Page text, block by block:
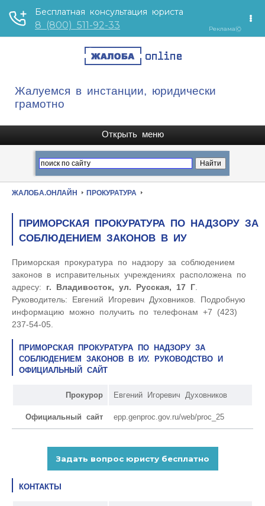
Жалуемся в инстанции, юридически
грамотно
ЖАЛОБА.ОНЛАЙН ПРОКУРАТУРА
ПРИМОРСКАЯ ПРОКУРАТУРА ПО НАДЗОРУ ЗА
СОБЛЮДЕНИЕМ ЗАКОНОВ В ИУ
Приморская прокуратура по надзору за соблюдением
законов в исправительных учреждениях расположена по
адресу: г. Владивосток, ул. Русская, 17 Г
Руководитель: Евгений Игоревич Духовников. Подробную
информацию можно получить по телефонам +7 (423)
237-54-05.
ПРИМОРСКАЯ ПРОКУРАТУРА ПО НАДЗОРУ ЗА
СОБЛЮДЕНИЕМ ЗАКОНОВ В ИУ. РУКОВОДСТВО И
ОФИЦИАЛЬНЫЙ САЙТ
Прокурор Евгений Игоревич Духовников
Официальный сайт epp.genproc.gov.ru/web/proc_25
КОНТАКТЫ